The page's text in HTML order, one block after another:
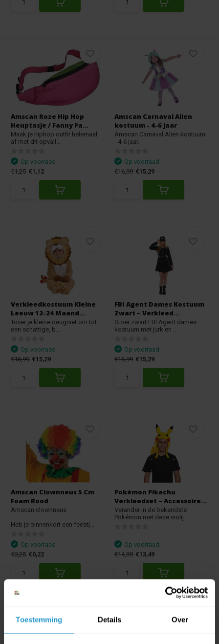
Toestemming Details Over
Amscan Roze Hip Hop
Heuptasje / Fanny Pa...
Maak je hiphop outfit helemaal
af met dit opvall...
Op voorraad
€1,25 €1,12
Amscan Carnaval Alien
kostuum - 4-6 jaar
Amscan Carnaval Alien kostuum
- 4-6 jaar.
Op voorraad
€16,99 €15,29
Verkleedkostuum Kleine
Leeuw 12-24 Maand...
Tover je kleine deugniet om tot
een schattige, b...
Op voorraad
€16,99 €15,29
FBI Agent Dames Kostuum
Zwart – Verkleed...
Stoer zwart FBI Agent dames
kostuum met jurk en ...
Op voorraad
€16,99 €15,29
Amscan Clownneus 5 Cm
Foam Rood
Amscan clownneus
Heb je binnenkort een feestj...
Op voorraad
€0,25 €0,22
Pokémon Pikachu
Verkleedset – Accessoire...
Verander in de bekendste
Pokémon met deze vrolij...
Op voorraad
€14,99 €13,49